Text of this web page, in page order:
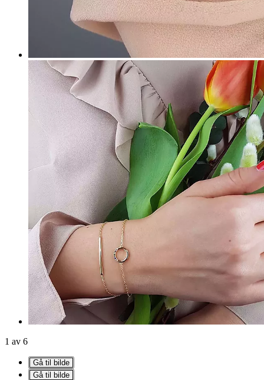
1 av 6
Gå til bilde
Gå til bilde